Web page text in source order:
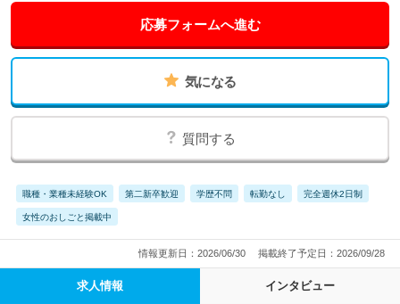
応募フォームへ進む
気になる
質問する
職種・業種未経験OK 第二新卒歓迎 学歴不問 転勤なし 完全週休2日制
女性のおしごと掲載中
情報更新日：2026/06/30 掲載終了予定日：2026/09/28
求人情報 インタビュー